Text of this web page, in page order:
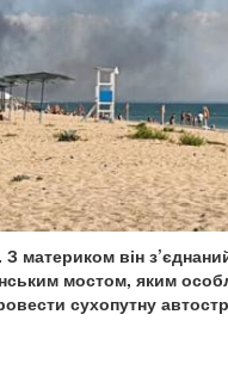
материком він
мостом, яким
сухопутну